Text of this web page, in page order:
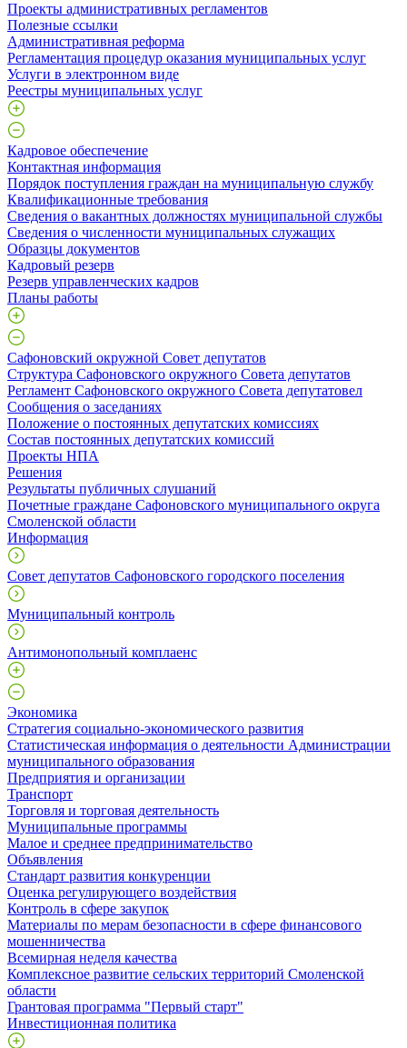
Проекты административных регламентов
Полезные ссылки
Административная реформа
Регламентация процедур оказания муниципальных услуг
Услуги в электронном виде
Реестры муниципальных услуг
Кадровое обеспечение
Контактная информация
Порядок поступления граждан на муниципальную службу
Квалификационные требования
Сведения о вакантных должностях муниципальной службы
Сведения о численности муниципальных служащих
Образцы документов
Кадровый резерв
Резерв управленческих кадров
Планы работы
Сафоновский окружной Совет депутатов
Структура Сафоновского окружного Совета депутатов
Регламент Сафоновского окружного Совета депутатовел
Сообщения о заседаниях
Положение о постоянных депутатских комиссиях
Состав постоянных депутатских комиссий
Проекты НПА
Решения
Результаты публичных слушаний
Почетные граждане Сафоновского муниципального округа
Смоленской области
Информация
Совет депутатов Сафоновского городского поселения
Муниципальный контроль
Антимонопольный комплаенс
Экономика
Стратегия социально-экономического развития
Статистическая информация о деятельности Администрации
муниципального образования
Предприятия и организации
Транспорт
Торговля и торговая деятельность
Муниципальные программы
Малое и среднее предпринимательство
Объявления
Стандарт развития конкуренции
Оценка регулирующего воздействия
Контроль в сфере закупок
Материалы по мерам безопасности в сфере финансового
мошенничества
Всемирная неделя качества
Комплексное развитие сельских территорий Смоленской
области
Грантовая программа "Первый старт"
Инвестиционная политика